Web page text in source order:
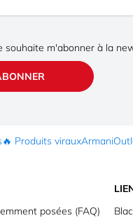
souhaite m'abonner à la
🔥 Produits virauxArmani
posées (FAQ)